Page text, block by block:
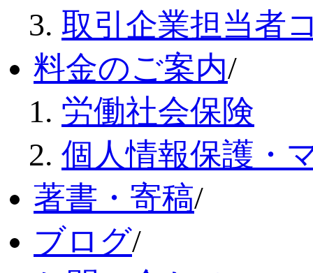
取引企業担当者
料金のご案内/
労働社会保険
個人情報保護・
著書・寄稿/
ブログ/